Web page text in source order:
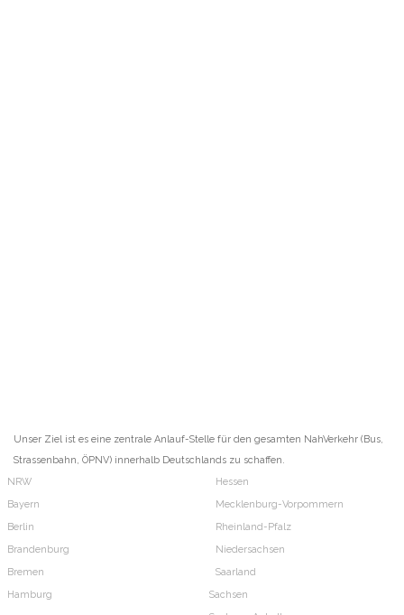
Unser Ziel ist es eine zentrale Anlauf-Stelle für den gesamten NahVerkehr (Bus,
Strassenbahn, ÖPNV) innerhalb Deutschlands zu schaffen.
NRW
Bayern
Berlin
Brandenburg
Bremen
Hamburg
Hessen
Mecklenburg-Vorpommern
Rheinland-Pfalz
Niedersachsen
Saarland
Sachsen